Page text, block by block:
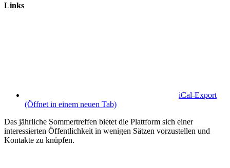
Links
iCal-Export
(Öffnet in einem neuen Tab)
Das jährliche Sommertreffen bietet die Plattform sich einer
interessierten Öffentlichkeit in wenigen Sätzen vorzustellen und
Kontakte zu knüpfen.